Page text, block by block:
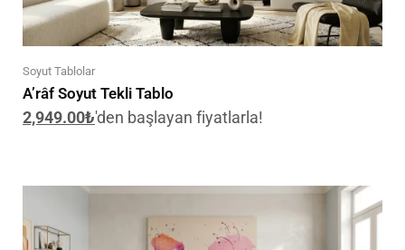
Soyut Tablolar
A’râf Soyut Tekli Tablo
2,949.00₺'den başlayan fiyatlarla!